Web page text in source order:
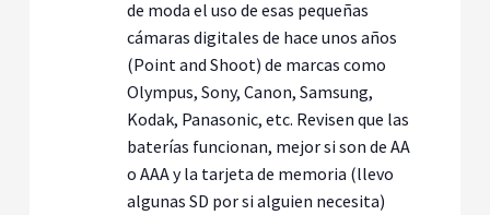
de moda el uso de esas pequeñas
cámaras digitales de hace unos años
(Point and Shoot) de marcas como
Olympus, Sony, Canon, Samsung,
Kodak, Panasonic, etc. Revisen que las
baterías funcionan, mejor si son de AA
o AAA y la tarjeta de memoria (llevo
algunas SD por si alguien necesita)